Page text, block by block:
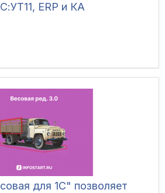
ERP и КА
для 1С" позволяет